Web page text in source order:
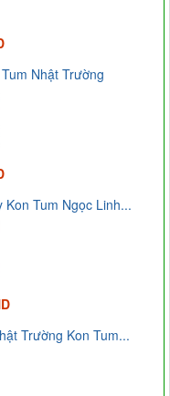
Nhật Trường
Tum Ngọc Linh...
Trường Kon Tum...